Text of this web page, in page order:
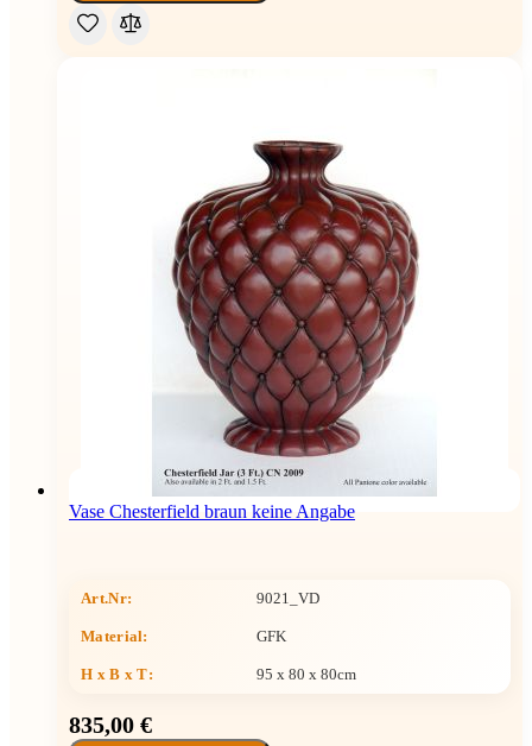
Vase Chesterfield braun keine Angabe
Art.Nr: 9021_VD
Material: GFK
H x B x T: 95 x 80 x 80cm
835,00 €